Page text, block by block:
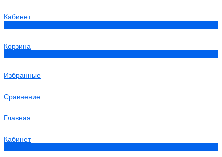
Кабинет
Корзина
Избранные
Сравнение
Главная
Кабинет